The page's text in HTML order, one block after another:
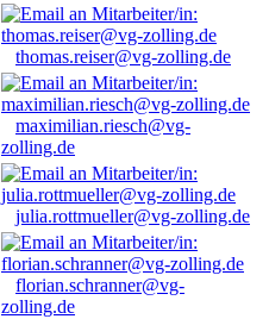
thomas.reiser@vg-zolling.de
maximilian.riesch@vg-
zolling.de
julia.rottmueller@vg-zolling.de
florian.schranner@vg-
zolling.de